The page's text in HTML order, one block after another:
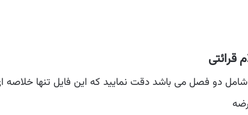
قرائتی
شامل دو فصل می باشد دقت نمایید که این فایل تنها